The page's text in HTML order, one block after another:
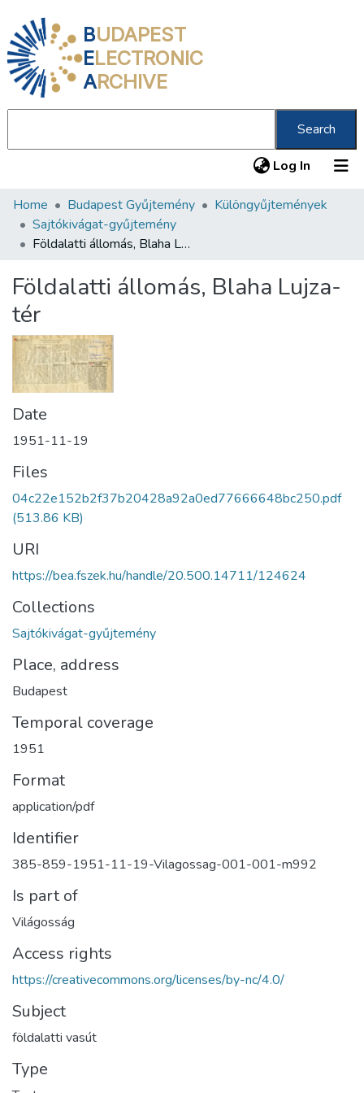
BUDAPEST
ELECTRONIC
ARCHIVE
Search
Log In (current)
Communities & Collections
All of DSpace
About us
Home Budapest Gyűjtemény
Különgyűjtemények
Sajtókivágat-gyűjtemény
Földalatti állomás, Blaha Lujza-tér
Földalatti állomás, Blaha Lujza-
tér
Date
1951-11-19
Files
04c22e152b2f37b20428a92a0ed77666648bc250.pdf
(513.86 KB)
URI
https://bea.fszek.hu/handle/20.500.14711/124624
Collections
Sajtókivágat-gyűjtemény
Place, address
Budapest
Temporal coverage
1951
Format
application/pdf
Identifier
385-859-1951-11-19-Vilagossag-001-001-m992
Is part of
Világosság
Access rights
https://creativecommons.org/licenses/by-nc/4.0/
Subject
földalatti vasút
Type